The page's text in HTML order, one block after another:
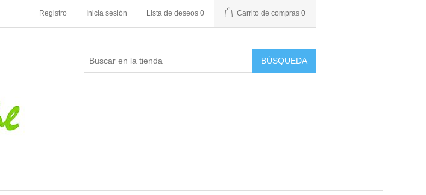
Registro Inicia sesión Lista de deseos 0 Carrito de compras 0
BÚSQUEDA